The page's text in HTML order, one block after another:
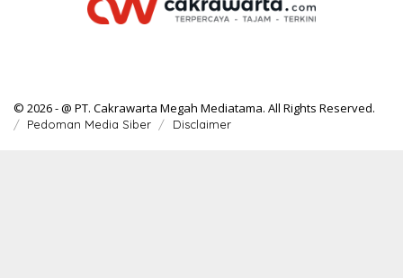
© 2026 - @ PT. Cakrawarta Megah Mediatama. All Rights Reserved.
Pedoman Media Siber Disclaimer